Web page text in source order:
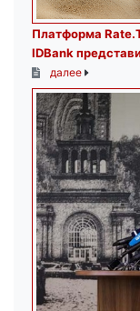
Платформа
IDBank
далее